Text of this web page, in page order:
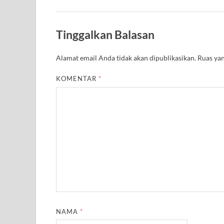
Tinggalkan Balasan
Alamat email Anda tidak akan dipublikasikan. Ruas
KOMENTAR *
NAMA *